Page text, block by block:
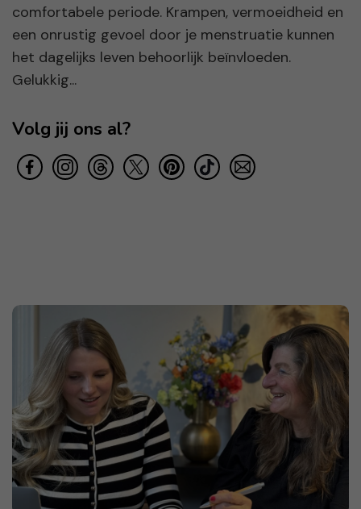
comfortabele periode. Krampen, vermoeidheid en
een onrustig gevoel door je menstruatie kunnen
het dagelijks leven behoorlijk beïnvloeden.
Gelukkig...
Volg jij ons al?